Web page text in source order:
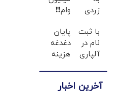
زردی
ها با
ژل
سفید
خرید40%تخفیف
وام❗❗
احراز
هویت
با ثبت
نام در
آلپاری
بونوس
پایان
دغدغه
هزینه
پزشکی
آخرین اخبار